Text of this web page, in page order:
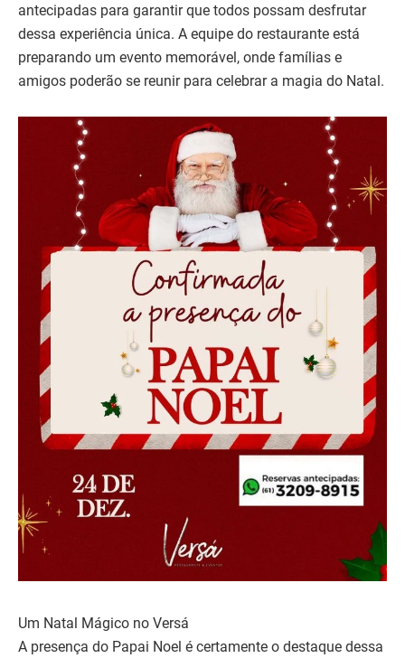
antecipadas para garantir que todos possam desfrutar
dessa experiência única. A equipe do restaurante está
preparando um evento memorável, onde famílias e
amigos poderão se reunir para celebrar a magia do Natal.
Um Natal Mágico no Versá
A presença do Papai Noel é certamente o destaque dessa